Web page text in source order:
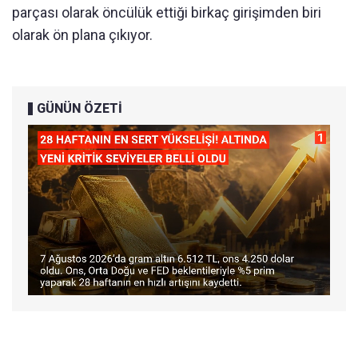
parçası olarak öncülük ettiği birkaç girişimden biri
olarak ön plana çıkıyor.
GÜNÜN ÖZETİ